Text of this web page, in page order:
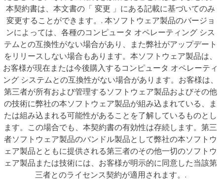
本契約書は、本文書の「 変更 」にある記載に基づいてのみ
変更することができます。. 本ソフトウェア製品のバージョ
ンによっては、各種のコンピュータ オペレーティング シス
テムとの互換性がない場合があり、また弊社がアップデート
をリリースしない場合もあります。本ソフトウェア製品は、
お客様が現在または今後購入するコンピュータ オペレーティ
ング システムとの互換性がない場合があります。お客様は、
第三者が所有および管理するソフトウェア製品およびその他
の技術に弊社の本ソフトウェア製品が組み込まれている、ま
たは組み込まれる可能性があることを了解しているものとし
ます。この場合でも、本契約書の有効性は存続します。第三
者ソフトウェア製品のバンドル製品として弊社の本ソフトウ
ェア製品とともに提供される第三者のその他一切のソフトウ
ェア製品または技術には、お客様が明示的に同意した当該第
三者とのライセンス契約が適用されます。.